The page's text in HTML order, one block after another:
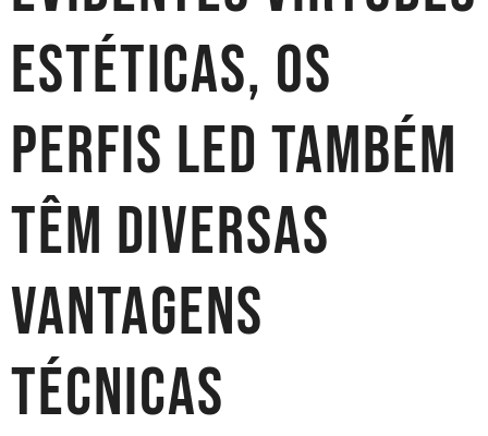
estéticas, os
perfis LED também
têm diversas
vantagens
técnicas